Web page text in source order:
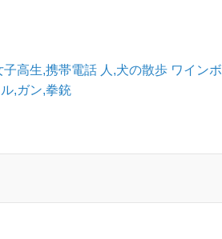
子高生,携帯電話 人,犬の散歩 ワインボ
,ガン,拳銃